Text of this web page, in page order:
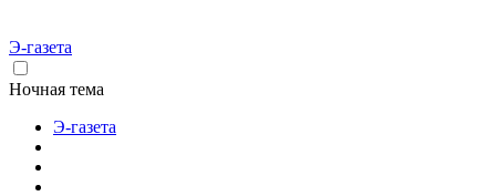
Э-газета
Ночная тема
Э-газета